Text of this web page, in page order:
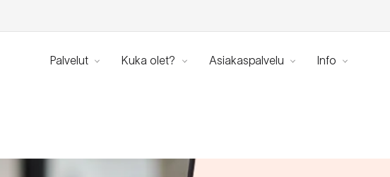
Palvelut Kuka olet? Asiakaspalvelu Info